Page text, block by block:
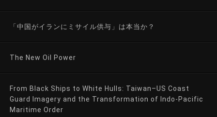
「中国がイランにミサイル供与」は本当か？
The New Oil Power
From Black Ships to White Hulls: Taiwan–US Coast
Guard Imagery and the Transformation of Indo-Pacific
Maritime Order